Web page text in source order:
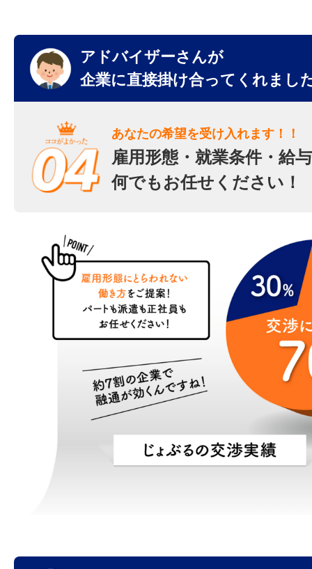
アドバイザーさんが
企業に直接掛け合ってくれまし
あなたの希望を受け入れます！！
雇用形態・就業条件・給
何でもお任せください！